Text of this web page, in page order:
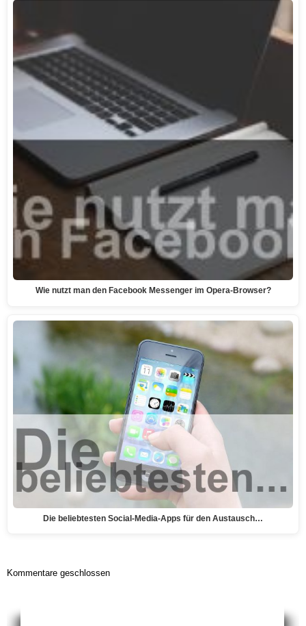
Wie nutzt man den Facebook Messenger im Opera-Browser?
Die beliebtesten Social-Media-Apps für den Austausch…
Kommentare geschlossen